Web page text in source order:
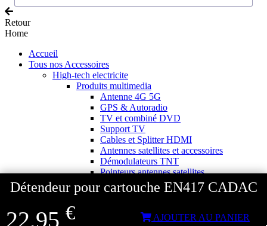
Détendeur pour cartouche EN417 CADAC
22,95 € AJOUTER AU PANIER
Retour
Home
Accueil
Tous nos Accessoires
High-tech electricite
Produits multimedia
Antenne 4G 5G
GPS & Autoradio
TV et combiné DVD
Support TV
Cables et Splitter HDMI
Antennes satellites et accessoires
Démodulateurs TNT
Pointeurs antennes satellites
Antennes hertziennes
Mât d'antenne et accessoires
Accessoires audio & vidéo